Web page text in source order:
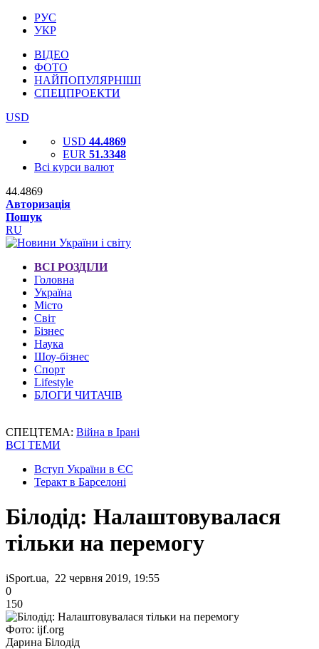
РУС
УКР
ВІДЕО
ФОТО
НАЙПОПУЛЯРНІШІ
СПЕЦПРОЕКТИ
USD
USD 44.4869
EUR 51.3348
Всі курси валют
44.4869
Авторизація
Пошук
RU
ВСІ РОЗДІЛИ
Головна
Україна
Місто
Світ
Бізнес
Наука
Шоу-бізнес
Спорт
Lifestyle
БЛОГИ ЧИТАЧІВ
СПЕЦТЕМА: Війна в Ірані
ВСІ ТЕМИ
Вступ України в ЄС
Теракт в Барселоні
Білодід: Налаштовувалася
тільки на перемогу
iSport.ua, 22 червня 2019, 19:55
0
150
Фото: ijf.org
Дарина Білодід